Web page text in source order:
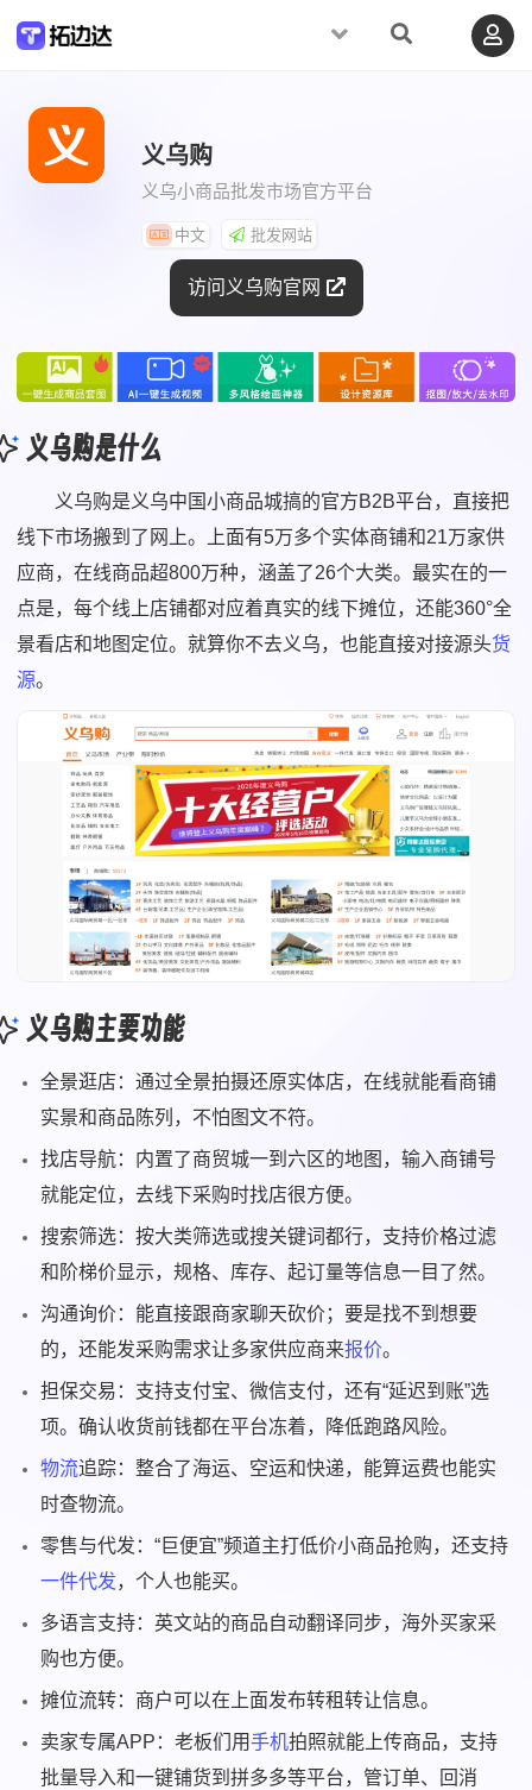
义乌购
义乌小商品批发市场官方平台
中文 批发网站
访问义乌购官网
义乌购是什么
义乌购是义乌中国小商品城搞的官方B2B平台，直接把
线下市场搬到了网上。上面有5万多个实体商铺和21万家供
应商，在线商品超800万种，涵盖了26个大类。最实在的一
点是，每个线上店铺都对应着真实的线下摊位，还能360°全
景看店和地图定位。就算你不去义乌，也能直接对接源头货
源。
义乌购主要功能
全景逛店：通过全景拍摄还原实体店，在线就能看商铺
实景和商品陈列，不怕图文不符。
找店导航：内置了商贸城一到六区的地图，输入商铺号
就能定位，去线下采购时找店很方便。
搜索筛选：按大类筛选或搜关键词都行，支持价格过滤
和阶梯价显示，规格、库存、起订量等信息一目了然。
沟通询价：能直接跟商家聊天砍价；要是找不到想要
的，还能发采购需求让多家供应商来报价。
担保交易：支持支付宝、微信支付，还有“延迟到账”选
项。确认收货前钱都在平台冻着，降低跑路风险。
物流追踪：整合了海运、空运和快递，能算运费也能实
时查物流。
零售与代发：“巨便宜”频道主打低价小商品抢购，还支持
一件代发，个人也能买。
多语言支持：英文站的商品自动翻译同步，海外买家采
购也方便。
摊位流转：商户可以在上面发布转租转让信息。
卖家专属APP：老板们用手机拍照就能上传商品，支持
批量导入和一键铺货到拼多多等平台，管订单、回消